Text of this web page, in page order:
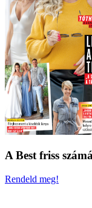
A Best friss
Rendeld meg!